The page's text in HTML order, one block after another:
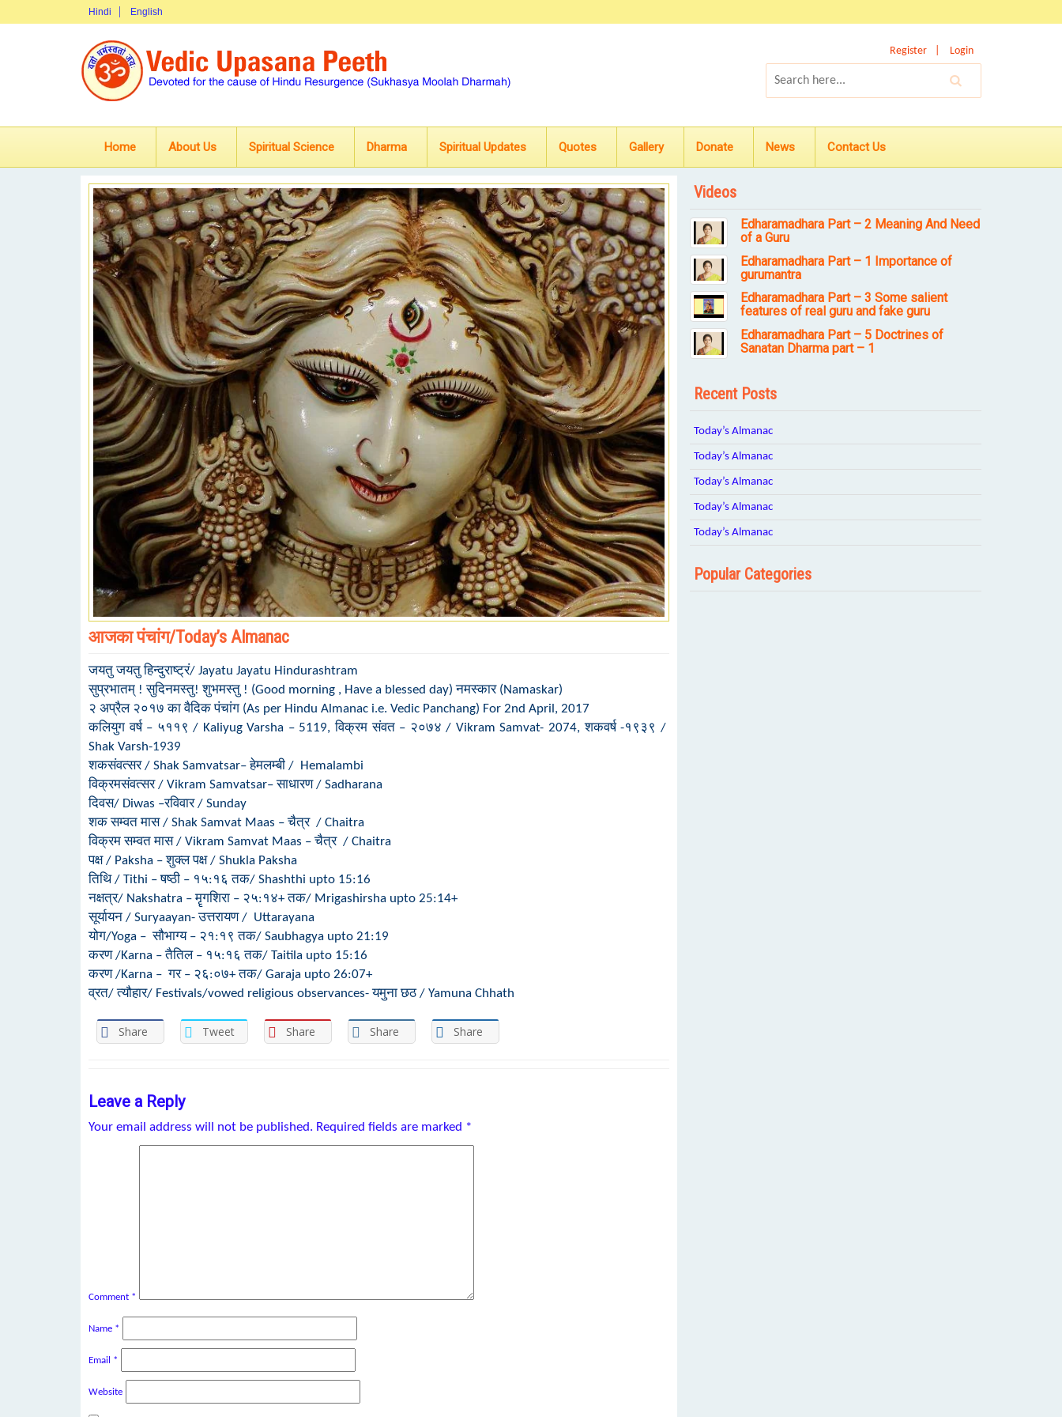
Hindi English
Register Login
Home About Us Spiritual Science Dharma Spiritual Updates Quotes Gallery Donate News Contact Us
आजका पंचांग/Today’s Almanac
जयतु जयतु हिन्दुराष्ट्रं/ Jayatu Jayatu Hindurashtram
सुप्रभातम् ! सुदिनमस्तु! शुभमस्तु ! (Good morning , Have a blessed day) नमस्कार (Namaskar)
२ अप्रैल २०१७ का वैदिक पंचांग (As per Hindu Almanac i.e. Vedic Panchang) For 2nd April, 2017
कलियुग वर्ष – ५११९ / Kaliyug Varsha – 5119, विक्रम संवत – २०७४ / Vikram Samvat- 2074, शकवर्ष -१९३९ /
Shak Varsh-1939
शकसंवत्सर / Shak Samvatsar– हेमलम्बी / Hemalambi
विक्रमसंवत्सर / Vikram Samvatsar– साधारण / Sadharana
दिवस/ Diwas –रविवार / Sunday
शक सम्वत मास / Shak Samvat Maas – चैत्र / Chaitra
विक्रम सम्वत मास / Vikram Samvat Maas – चैत्र / Chaitra
पक्ष / Paksha – शुक्ल पक्ष / Shukla Paksha
तिथि / Tithi –षष्ठी – १५:१६ तक/ Shashthi upto 15:16
नक्षत्र/ Nakshatra –मॄगशिरा – २५:१४+तक/ Mrigashirsha upto 25:14+
सूर्यायन / Suryaayan- उत्तरायण / Uttarayana
योग/Yoga –सौभाग्य– २१:१९ तक/ Saubhagya upto 21:19
करण /Karna –तैतिल– १५:१६ तक/ Taitila upto 15:16
करण /Karna –गर– २६:०७+तक/ Garaja upto 26:07+
व्रत/ त्यौहार/ Festivals/vowed religious observances-यमुना छठ/ Yamuna Chhath
Share Tweet Share Share Share
Leave a Reply
Your email address will not be published. Required fields are marked *
Comment *
Name *
Email *
Website
Videos
Edharamadhara Part – 2 Meaning And Need
of a Guru
Edharamadhara Part – 1 Importance of
gurumantra
Edharamadhara Part – 3 Some salient
features of real guru and fake guru
Edharamadhara Part – 5 Doctrines of
Sanatan Dharma part – 1
Recent Posts
Today’s Almanac
Today’s Almanac
Today’s Almanac
Today’s Almanac
Today’s Almanac
Popular Categories